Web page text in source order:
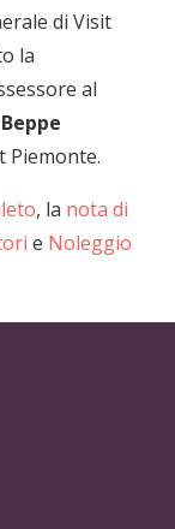
di Visit
la
al
Beppe
Piemonte.
, la nota di
e Noleggio